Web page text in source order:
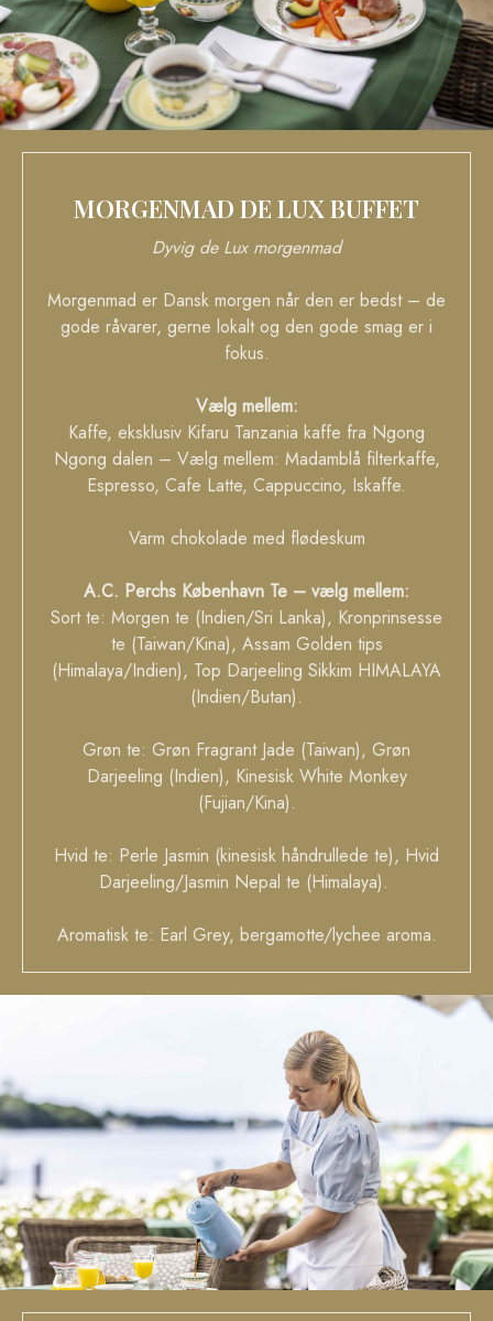
MORGENMAD DE LUX BUFFET
Dyvig de Lux morgenmad
Morgenmad er Dansk morgen når den er bedst – de
gode råvarer, gerne lokalt og den gode smag er i
fokus.
Vælg mellem:
Kaffe, eksklusiv Kifaru Tanzania kaffe fra Ngong
Ngong dalen – Vælg mellem: Madamblå filterkaffe,
Espresso, Cafe Latte, Cappuccino, Iskaffe.
Varm chokolade med flødeskum
A.C. Perchs København Te – vælg mellem:
Sort te: Morgen te (Indien/Sri Lanka), Kronprinsesse
te (Taiwan/Kina), Assam Golden tips
(Himalaya/Indien), Top Darjeeling Sikkim HIMALAYA
(Indien/Butan).
Grøn te: Grøn Fragrant Jade (Taiwan), Grøn
Darjeeling (Indien), Kinesisk White Monkey
(Fujian/Kina).
Hvid te: Perle Jasmin (kinesisk håndrullede te), Hvid
Darjeeling/Jasmin Nepal te (Himalaya).
Aromatisk te: Earl Grey, bergamotte/lychee aroma.